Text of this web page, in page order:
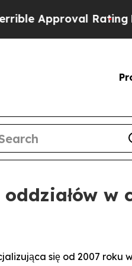
Approval RatingBlack
w
się od 2007 roku